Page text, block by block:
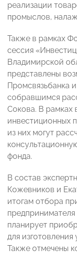
реализации
промыслов,
Также в рамках
сессия
Владимирской
представлены
собравшимся
Сокова. В рамках
инвестиционных
из них могут
фонда.
В состав
Кожевников и
итогам отбора
планирует
для
Также отмечены